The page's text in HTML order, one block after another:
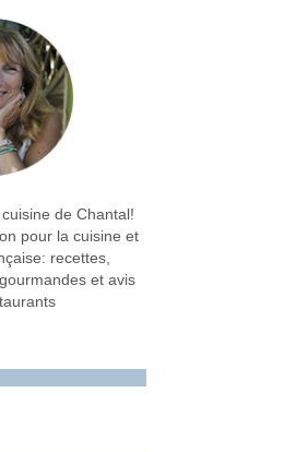
de Chantal!
pour la cuisine et
recettes,
et avis